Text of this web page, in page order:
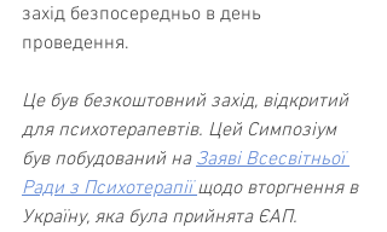
захід безпосередньо в день
проведення.
Це був безкоштовний захід, відкритий
для психотерапевтів. Цей Симпозіум
був побудований на Заяві Всесвітньої
Ради з Психотерапії щодо вторгнення в
Україну, яка була прийнята ЄАП.